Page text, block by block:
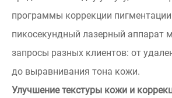
программы коррекции
пикосекундный лазерный аппарат
запросы разных клиентов: от
до выравнивания тона кожи.
Улучшение текстуры кожи и